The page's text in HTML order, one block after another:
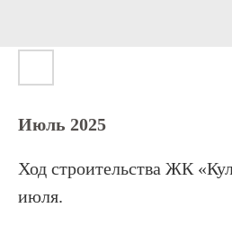
Июль 2025
Ход строительства ЖК
июля.